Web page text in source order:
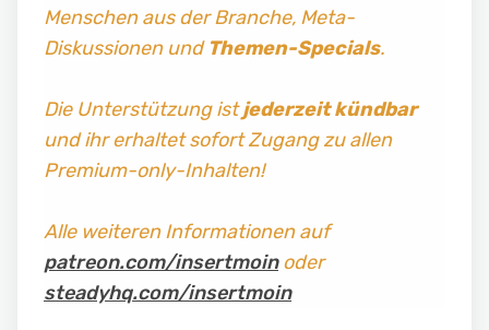
Menschen aus der Branche, Meta-
Diskussionen und Themen-Specials.
Die Unterstützung istjederzeit kündbar
und ihr erhaltet sofort Zugang zu allen
Premium-only-Inhalten!
Alle weiteren Informationen auf
patreon.com/insertmoinoder
steadyhq.com/insertmoin